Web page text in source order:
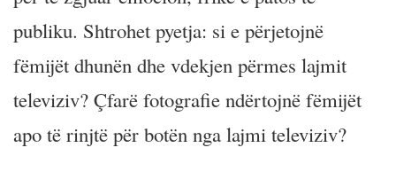
publiku. Shtrohet pyetja: si e përjetojnë
fëmijët dhunën dhe vdekjen përmes lajmit
televiziv? Çfarë fotografie ndërtojnë fëmijët
apo të rinjtë për botën nga lajmi televiziv?